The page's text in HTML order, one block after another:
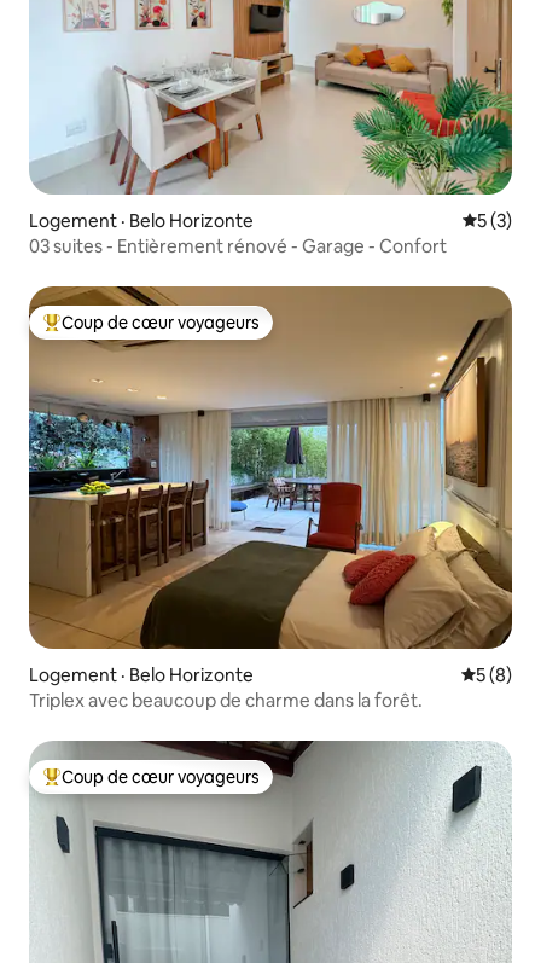
Logement · Belo Horizonte Note
5 (3)
03 suites - Entièrement rénové - Garage - Confort
Coup de cœur voyageurs parmi les plus aimés
Coup de cœur voyageurs
Logement · Belo Horizonte Note
5 (8)
Triplex avec beaucoup de charme dans la forêt.
Coup de cœur voyageurs parmi les plus aimés
Coup de cœur voyageurs